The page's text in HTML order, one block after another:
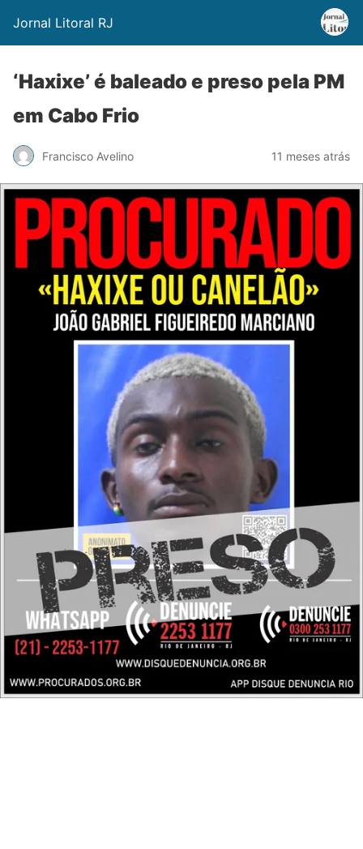
Jornal Litoral RJ
‘Haxixe’ é baleado e preso pela PM
em Cabo Frio
Francisco Avelino 11 meses atrás